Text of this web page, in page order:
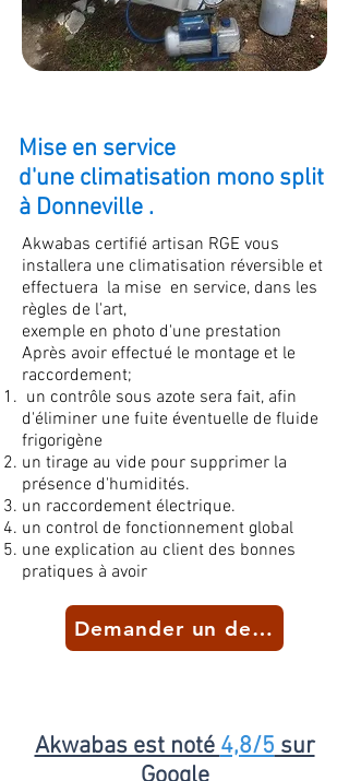
Akwabas est noté 4,8/5 sur
Mise en service
d'une climatisation mono split
à Donneville .
Akwabas certifié artisan RGE vous
installera une climatisation réversible et
effectuera la mise en service, dans les
règles de l'art,
exemple en photo d'une prestation
Après avoir effectué le montage et le
raccordement;
un contrôle sous azote sera fait, afin
d'éliminer une fuite éventuelle de fluide
frigorigène
un tirage au vide pour supprimer la
présence d'humidités.
un raccordement électrique.
un control de fonctionnement global
une explication au client des bonnes
pratiques à avoir
Demander un devis